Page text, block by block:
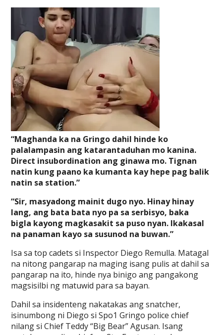
“Maghanda ka na Gringo dahil hinde ko
palalampasin ang katarantaduhan mo kanina.
Direct insubordination ang ginawa mo. Tignan
natin kung paano ka kumanta kay hepe pag balik
natin sa station.”
“Sir, masyadong mainit dugo nyo. Hinay hinay
lang, ang bata bata nyo pa sa serbisyo, baka
bigla kayong magkasakit sa puso nyan. Ikakasal
na panaman kayo sa susunod na buwan.”
Isa sa top cadets si Inspector Diego Remulla. Matagal
na nitong pangarap na maging isang pulis at dahil sa
pangarap na ito, hinde nya binigo ang pangakong
magsisilbi ng matuwid para sa bayan.
Dahil sa insidenteng nakatakas ang snatcher,
isinumbong ni Diego si Spo1 Gringo police chief
nilang si Chief Teddy “Big Bear” Agusan. Isang